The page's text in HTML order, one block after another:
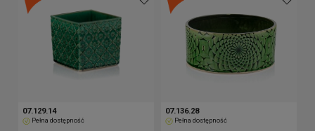
07.129.14
Pełna dostępność
07.136.28
Pełna dostępność